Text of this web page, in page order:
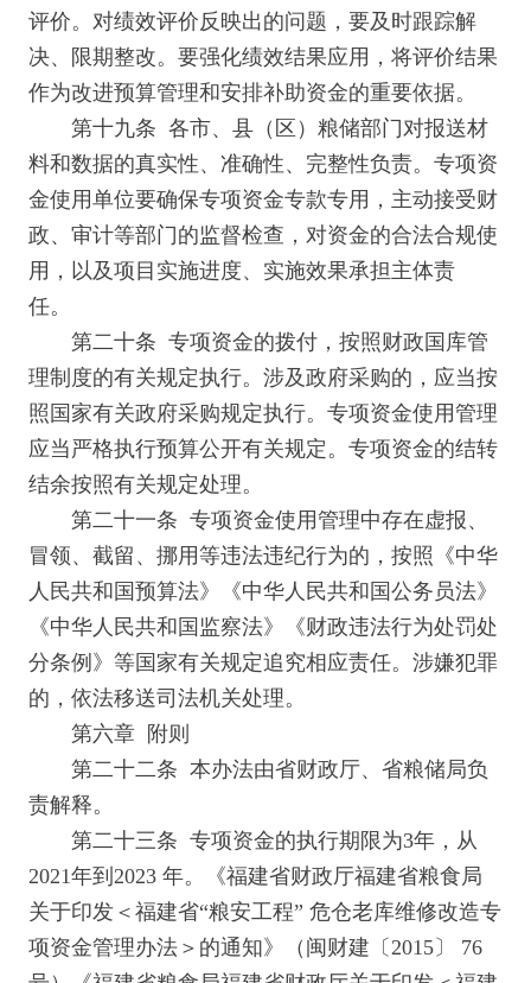
评价。对绩效评价反映出的问题，要及时跟踪解
决、限期整改。要强化绩效结果应用，将评价结果
作为改进预算管理和安排补助资金的重要依据。
第十九条 各市、县（区）粮储部门对报送材
料和数据的真实性、准确性、完整性负责。专项资
金使用单位要确保专项资金专款专用，主动接受财
政、审计等部门的监督检查，对资金的合法合规使
用，以及项目实施进度、实施效果承担主体责
任。
第二十条 专项资金的拨付，按照财政国库管
理制度的有关规定执行。涉及政府采购的，应当按
照国家有关政府采购规定执行。专项资金使用管理
应当严格执行预算公开有关规定。专项资金的结转
结余按照有关规定处理。
第二十一条 专项资金使用管理中存在虚报、
冒领、截留、挪用等违法违纪行为的，按照《中华
人民共和国预算法》《中华人民共和国公务员法》
《中华人民共和国监察法》《财政违法行为处罚处
分条例》等国家有关规定追究相应责任。涉嫌犯罪
的，依法移送司法机关处理。
第六章 附则
第二十二条 本办法由省财政厅、省粮储局负
责解释。
第二十三条 专项资金的执行期限为3年，从
2021年到2023 年。《福建省财政厅福建省粮食局
关于印发＜福建省“粮安工程” 危仓老库维修改造专
项资金管理办法＞的通知》（闽财建〔2015〕 76